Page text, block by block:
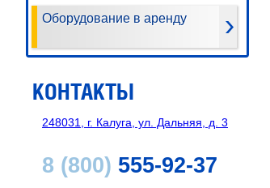
Оборудование в аренду
КОНТАКТЫ
248031, г. Калуга, ул. Дальняя, д. 3
8 (800) 555-92-37